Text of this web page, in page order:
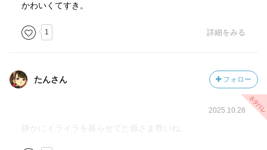
かわいくてすき。
1 詳細をみる
たんさん フォロー
2025.10.28
静かにイライラを募らせてた爺さま尊いね。